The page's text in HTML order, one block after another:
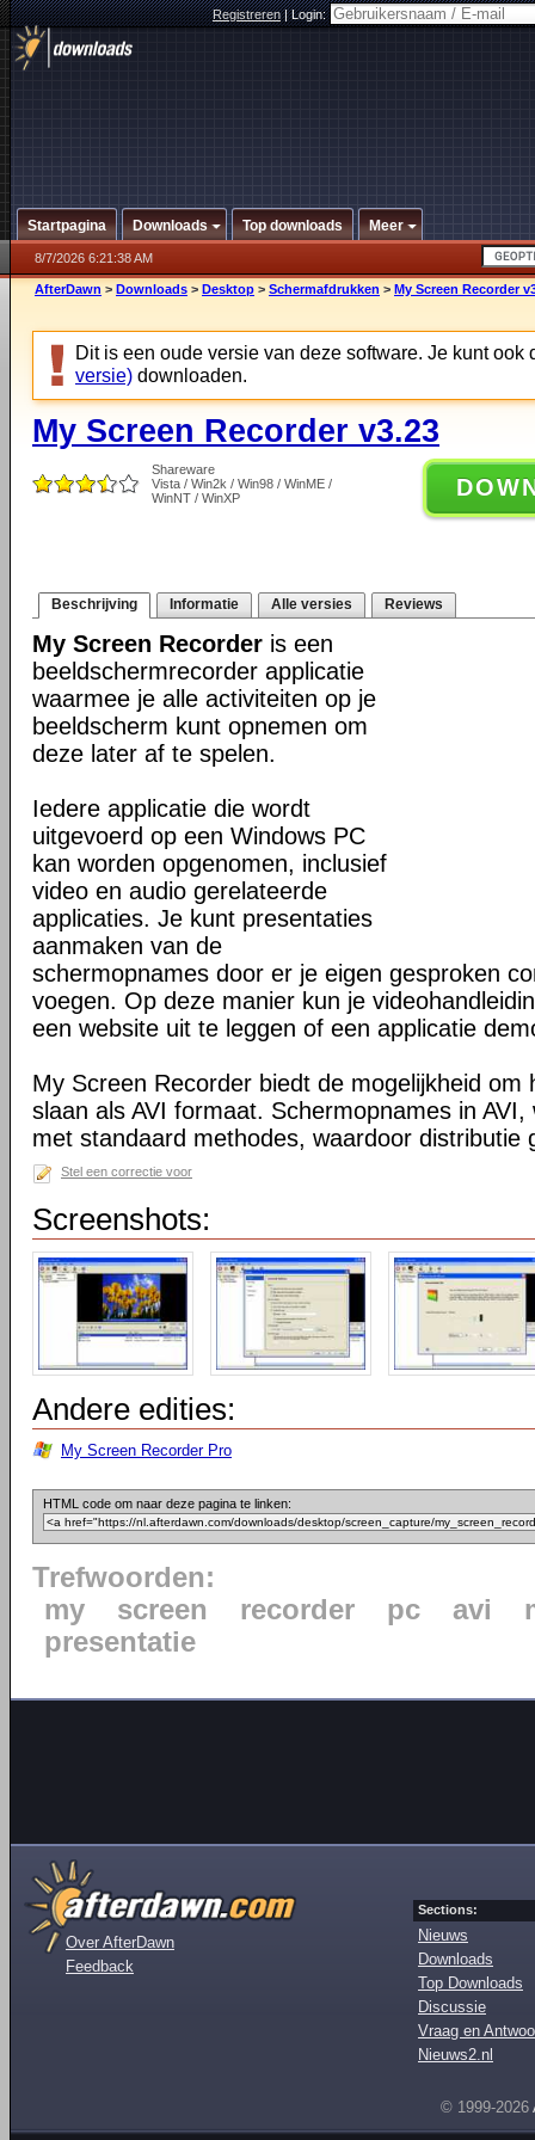
Registreren|Login:
Startpagina Downloads Top downloads Meer
8/7/2026 6:21:38 AM
AfterDawn > Downloads > Desktop > Schermafdrukken > My Screen Recorder
Dit is een oude versie van deze software. Je kunt ook
versie) downloaden.
My Screen Recorder v3.23
Shareware
Vista / Win2k / Win98 / WinME /
WinNT / WinXP
Beschrijving Informatie Alle versies Reviews
My Screen Recorder is een
beeldschermrecorder applicatie
waarmee je alle activiteiten op je
beeldscherm kunt opnemen om
deze later af te spelen.
Iedere applicatie die wordt
uitgevoerd op een Windows PC
kan worden opgenomen, inclusief
video en audio gerelateerde
applicaties. Je kunt presentaties
aanmaken van de
schermopnames door er je eigen gesproken
voegen. Op deze manier kun je
een website uit te leggen of een applicatie
My Screen Recorder biedt de mogelijkheid om
slaan als AVI formaat. Schermopnames in
met standaard methodes, waardoor distributie
Stel een correctie voor
Screenshots:
Andere edities:
My Screen Recorder Pro
HTML code om naar deze pagina te linken:
Trefwoorden:
my
screen recorder pc avi
presentatie
Over AfterDawn
Feedback
Sections:
Nieuws
Downloads
Top Downloads
Discussie
Vraag en
Nieuws2.nl
© 1999-2026